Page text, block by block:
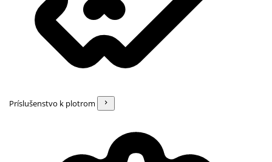
Príslušenstvo k plotrom